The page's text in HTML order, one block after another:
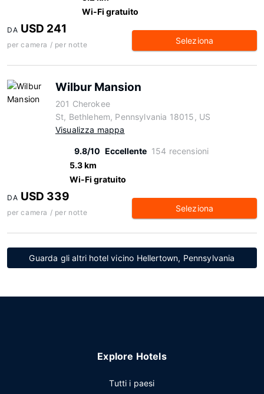
Wi-Fi gratuito
DA USD 241
per camera / per notte Seleziona
Wilbur Mansion
201 Cherokee
St, Bethlehem, Pennsylvania 18015, US
Visualizza mappa
9.8/10 Eccellente 154 recensioni
5.3 km
Wi-Fi gratuito
DA USD 339
per camera / per notte Seleziona
Guarda gli altri hotel vicino Hellertown, Pennsylvania
Explore Hotels
Tutti i paesi